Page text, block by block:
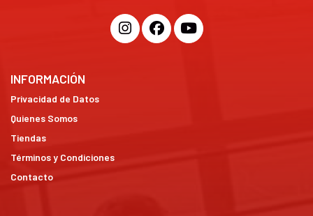
INFORMACIÓN
Privacidad de Datos
Quienes Somos
Tiendas
Términos y Condiciones
Contacto